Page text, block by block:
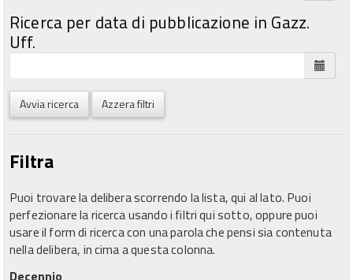
Ricerca per data di pubblicazione in Gazz.
Uff.
Avvia ricerca Azzera filtri
Filtra
Puoi trovare la delibera scorrendo la lista, qui al lato. Puoi
perfezionare la ricerca usando i filtri qui sotto, oppure puoi
usare il form di ricerca con una parola che pensi sia contenuta
nella delibera, in cima a questa colonna.
Decennio